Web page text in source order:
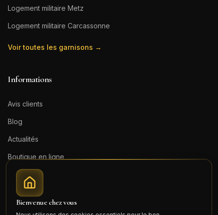
Logement militaire Metz
Logement militaire Carcassonne
Voir toutes les garnisons →
Informations
Avis clients
Blog
Actualités
Boutique en ligne
Contact
Mentions légales
Bienvenue chez vous